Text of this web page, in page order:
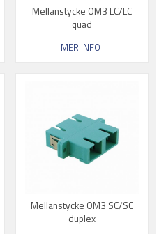
Mellanstycke OM3 LC/LC
quad
MER INFO
Mellanstycke OM3 SC/SC
duplex